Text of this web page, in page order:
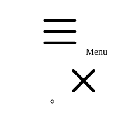
Menu